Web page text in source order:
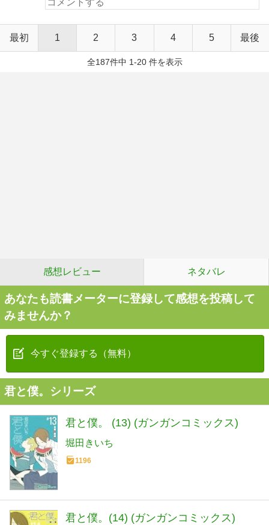
最初 1 2 3 4 5 最後
全187件中 1-20 件を表示
感想レビュー ネタバレ
あなたも読書メーターに登録して感想を投稿して
みませんか？
今すぐ登録する（無料）
君と僕。シリーズ
君と僕。 (13) (ガンガンコミックス)
堀田きいち
1196
君と僕。(14) (ガンガンコミックス)